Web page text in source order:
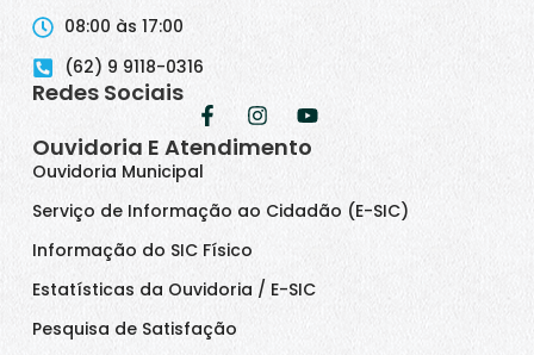
08:00 às 17:00
(62) 9 9118-0316
Redes Sociais
Ouvidoria E Atendimento
Ouvidoria Municipal
Serviço de Informação ao Cidadão (E-SIC)
Informação do SIC Físico
Estatísticas da Ouvidoria / E-SIC
Pesquisa de Satisfação